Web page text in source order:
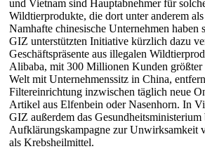
und Vietnam sind Hauptabnehmer für
Wildtierprodukte, die dort unter anderem
Namhafte chinesische Unternehmen haben
GIZ unterstützten Initiative kürzlich dazu
Geschäftspräsente aus illegalen
Alibaba, mit 300 Millionen Kunden größter
Welt mit Unternehmenssitz in China,
Filtereinrichtung inzwischen täglich neue
Artikel aus Elfenbein oder Nasenhorn. In
GIZ außerdem das Gesundheitsministerium
Aufklärungskampagne zur Unwirksamkeit
als Krebsheilmittel.